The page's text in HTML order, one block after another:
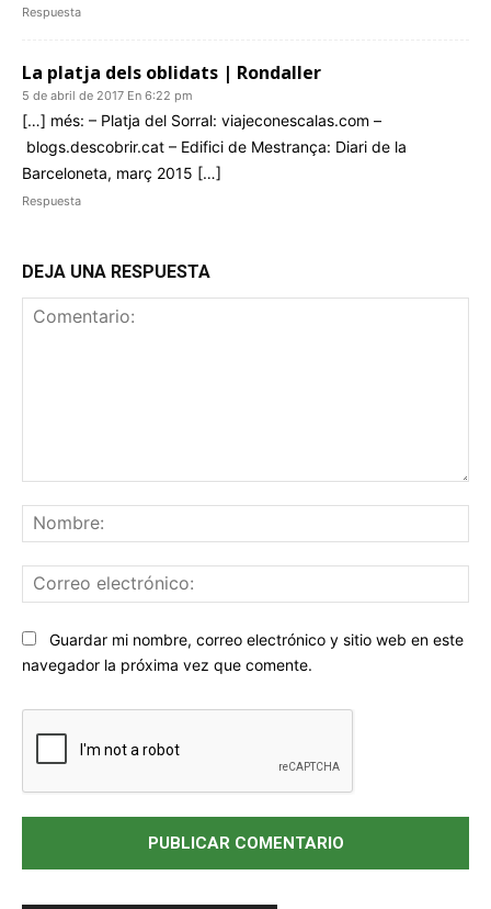
Respuesta
La platja dels oblidats | Rondaller
5 de abril de 2017 En 6:22 pm
[…] més: – Platja del Sorral: viajeconescalas.com –
blogs.descobrir.cat – Edifici de Mestrança: Diari de la
Barceloneta, març 2015 […]
Respuesta
DEJA UNA RESPUESTA
Sitio
web:
Guardar mi nombre, correo electrónico y sitio web en este
navegador la próxima vez que comente.